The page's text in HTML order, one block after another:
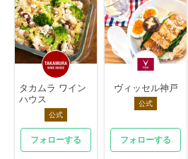
タカムラ ワイン
ハウス
公式
フォローする
ヴィッセル神戸
公式
フォローする